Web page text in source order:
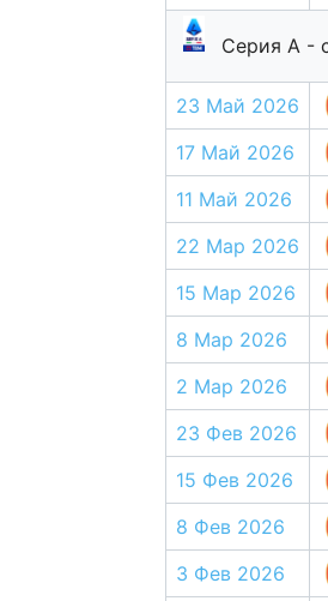
Серия А -
23 Май 2026
17 Май 2026
11 Май 2026
22 Мар 2026
15 Мар 2026
8 Мар 2026
2 Мар 2026
23 Фев 2026
15 Фев 2026
8 Фев 2026
3 Фев 2026